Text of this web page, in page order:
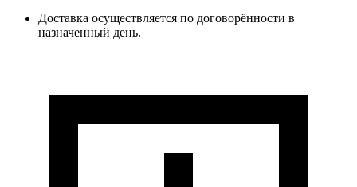
Доставка осуществляется по договорённости в
назначенный день.